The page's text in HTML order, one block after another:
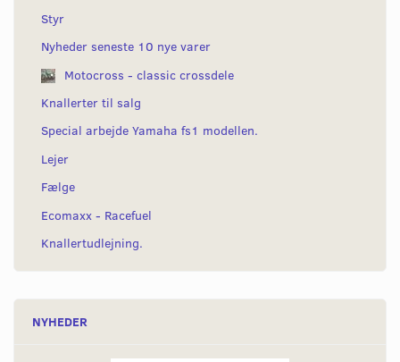
Styr
Nyheder seneste 10 nye varer
Motocross - classic crossdele
Knallerter til salg
Special arbejde Yamaha fs1 modellen.
Lejer
Fælge
Ecomaxx - Racefuel
Knallertudlejning.
NYHEDER